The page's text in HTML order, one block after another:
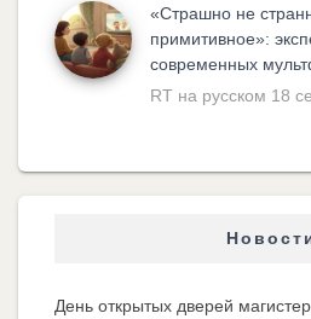
«Cтрашно не
примитивное»:
современных
RT на русском 18
День открытых дверей